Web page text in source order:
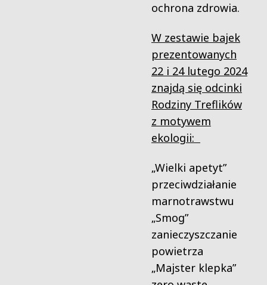
ochrona zdrowia.
W zestawie bajek
prezentowanych
22 i 24 lutego 2024
znajdą się odcinki
Rodziny Treflików
z motywem
ekologii:
„Wielki apetyt”
przeciwdziałanie
marnotrawstwu
„Smog”
zanieczyszczanie
powietrza
„Majster klepka”